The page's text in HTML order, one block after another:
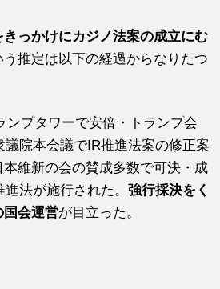
きっかけにカジノ法案の成立にむ
う推定は以下の経過からなりたつ
ンプタワーで安倍・トランプ会
議院本会議でIR推進法案の修正案
維新の会の賛成多数で可決・成
進法が施行された。強行採決をく
国会運営が目立った。